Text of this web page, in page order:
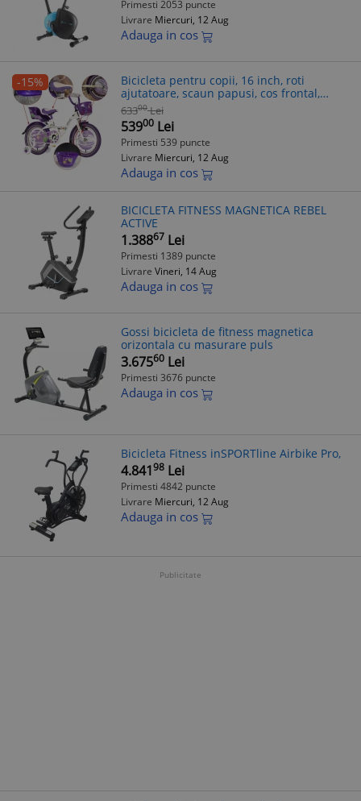
Primesti 2053 puncte
Livrare Miercuri, 12 Aug
Adauga in cos
-15%
Bicicleta pentru copii, 16 inch, roti
ajutatoare, scaun papusi, cos frontal,
manere cauciucate, mov BLACKBERRY
RESIGILAT
63300 Lei
53900 Lei
Primesti 539 puncte
Livrare Miercuri, 12 Aug
Adauga in cos
BICICLETA FITNESS MAGNETICA REBEL
ACTIVE
1.38867 Lei
Primesti 1389 puncte
Livrare Vineri, 14 Aug
Adauga in cos
Gossi bicicleta de fitness magnetica
orizontala cu masurare puls
3.67560 Lei
Primesti 3676 puncte
Adauga in cos
Bicicleta Fitness inSPORTline Airbike Pro,
4.84198 Lei
Primesti 4842 puncte
Livrare Miercuri, 12 Aug
Adauga in cos
Publicitate